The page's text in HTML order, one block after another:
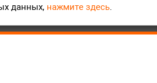
Согласие на обработку
данных, нажмите здесь.